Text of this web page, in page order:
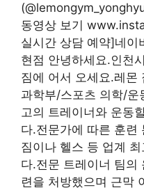
동영상 보기
실시간 상담 예약]네이
현점 안녕하세요.인천
짐에 어서 오세요.레몬
과학부/스포츠 의학/운
고의 트레이너와 운동
다.전문가에 따른 훈련
짐이나 헬스 등 업계
다.전문 트레이너 팀의
련을 처방했으며 근막